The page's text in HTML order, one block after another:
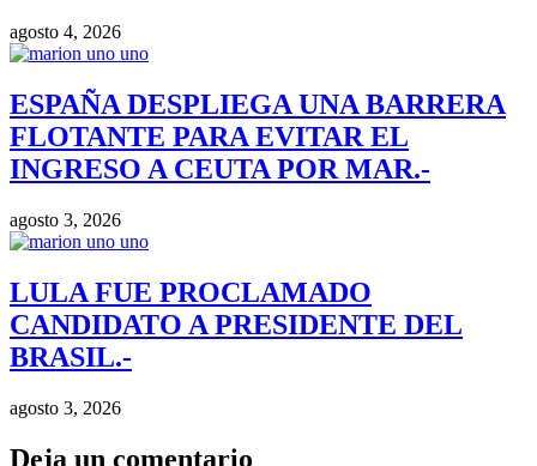
agosto 4, 2026
ESPAÑA DESPLIEGA UNA BARRERA
FLOTANTE PARA EVITAR EL
INGRESO A CEUTA POR MAR.-
agosto 3, 2026
LULA FUE PROCLAMADO
CANDIDATO A PRESIDENTE DEL
BRASIL.-
agosto 3, 2026
Deja un comentario